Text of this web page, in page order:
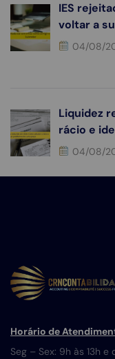
IES
voltar a
04/08/
Liquidez
rácio e
04/08/
Horário de
Seg – Sex: 9h às 13h e